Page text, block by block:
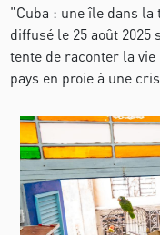
"Cuba : une île dans
diffusé le 25 août
tente de raconter la
pays en proie à une